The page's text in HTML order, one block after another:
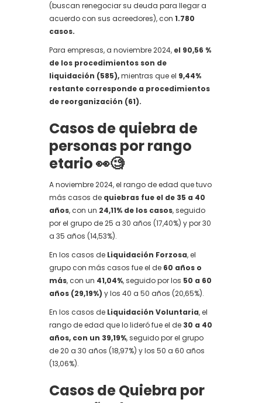
(buscan renegociar su deuda para llegar a
acuerdo con sus acreedores), con 1.780
casos.
Para empresas, a noviembre 2024, el 90,56 %
de los procedimientos son de
liquidación (585),mientras que el 9,44%
restante corresponde a procedimientos
de reorganización (61).
Casos de quiebra de
personas por rango
etario 👀🧐
A noviembre 2024, el rango de edad que tuvo
más casos de quiebras fue el de 35 a 40
años, con un 24,11% de los casos, seguido
por el grupo de 25 a 30 años (17,40%) y por 30
a 35 años (14,53%).
En los casos de Liquidación Forzosa, el
grupo con más casos fue el de 60 años o
más, con un 41,04%, seguido por los 50 a 60
años (29,19%) y los 40 a 50 años (20,65%).
En los casos de Liquidación Voluntaria, el
rango de edad que lo lideró fue el de 30 a 40
años, con un 39,19%, seguido por el grupo
de 20 a 30 años (18,97%) y los 50 a 60 años
(13,06%).
Casos de Quiebra por